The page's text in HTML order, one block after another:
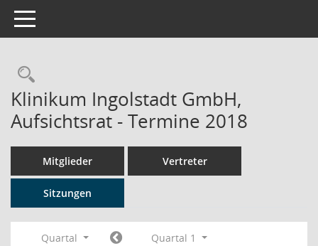
Toggle navigation
Rechercheauswahl
Klinikum Ingolstadt GmbH,
Aufsichtsrat - Termine 2018
Mitglieder Vertreter
Sitzungen
Quartal
Quartal 1